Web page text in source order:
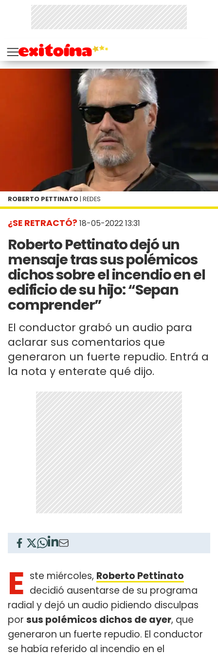
¿SE RETRACTÓ? 18-05-2022 13:31
Roberto Pettinato dejó un
mensaje tras sus polémicos
dichos sobre el incendio en el
edificio de su hijo: “Sepan
comprender”
El conductor grabó un audio para
aclarar sus comentarios que
generaron un fuerte repudio. Entrá a
la nota y enterate qué dijo.
ROBERTO PETTINATO | REDES
E ste miércoles, Roberto Pettinato
decidió ausentarse de su programa
radial y dejó un audio pidiendo disculpas
por sus polémicos dichos de ayer, que
generaron un fuerte repudio. El conductor
se había referido al incendio en el